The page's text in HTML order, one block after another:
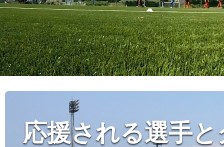
応援される選手